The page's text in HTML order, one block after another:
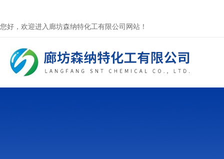
您好，欢迎进入廊坊森纳特化工有限公司网站！